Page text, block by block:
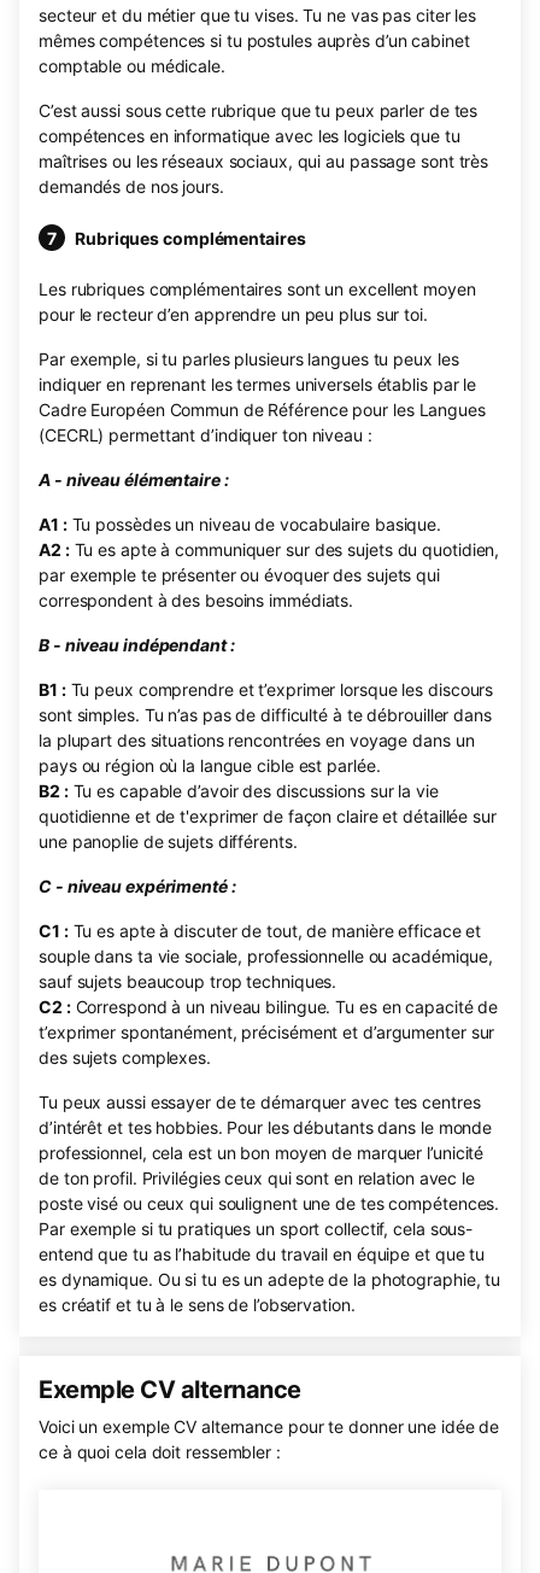
secteur et du métier que tu vises. Tu ne vas pas citer les
mêmes compétences si tu postules auprès d’un cabinet
comptable ou médicale.
C’est aussi sous cette rubrique que tu peux parler de tes
compétences en informatique avec les logiciels que tu
maîtrises ou les réseaux sociaux, qui au passage sont très
demandés de nos jours.
Rubriques complémentaires
Les rubriques complémentaires sont un excellent moyen
pour le recteur d’en apprendre un peu plus sur toi.
Par exemple, si tu parles plusieurs langues tu peux les
indiquer en reprenant les termes universels établis par le
Cadre Européen Commun de Référence pour les Langues
(CECRL) permettant d’indiquer ton niveau :
A - niveau élémentaire :
A1 :Tu possèdes un niveau de vocabulaire basique.
A2 :Tu es apte à communiquer sur des sujets du quotidien,
par exemple te présenter ou évoquer des sujets qui
correspondent à des besoins immédiats.
B - niveau indépendant :
B1 :Tu peux comprendre et t’exprimer lorsque les discours
sont simples. Tu n’as pas de difficulté à te débrouiller dans
la plupart des situations rencontrées en voyage dans un
pays ou région où la langue cible est parlée.
B2 :Tu es capable d’avoir des discussions sur la vie
quotidienne et de t'exprimer de façon claire et détaillée sur
une panoplie de sujets différents.
C - niveau expérimenté :
C1 :Tu es apte à discuter de tout, de manière efficace et
souple dans ta vie sociale, professionnelle ou académique,
sauf sujets beaucoup trop techniques.
C2 :Correspond à un niveau bilingue. Tu es en capacité de
t’exprimer spontanément, précisément et d’argumenter sur
des sujets complexes.
Tu peux aussi essayer de te démarquer avec tes centres
d’intérêt et tes hobbies. Pour les débutants dans le monde
professionnel, cela est un bon moyen de marquer l’unicité
de ton profil. Privilégies ceux qui sont en relation avec le
poste visé ou ceux qui soulignent une de tes compétences.
Par exemple si tu pratiques un sport collectif, cela sous-
entend que tu as l’habitude du travail en équipe et que tu
es dynamique. Ou si tu es un adepte de la photographie, tu
es créatif et tu à le sens de l’observation.
Exemple CV alternance
Voici un exemple CV alternance pour te donner une idée de
ce à quoi cela doit ressembler :